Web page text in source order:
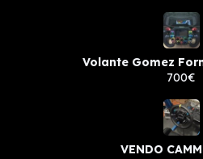
Volante Gomez
700€
VENDO